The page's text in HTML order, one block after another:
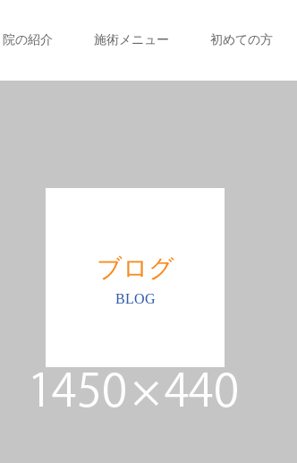
院の紹介 施術メニュー 初めての方
ブログ
BLOG